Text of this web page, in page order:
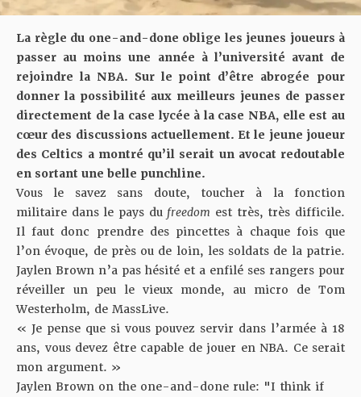
La règle du one-and-done oblige les jeunes joueurs à
passer au moins une année à l’université avant de
rejoindre la NBA. Sur le point d’être abrogée pour
donner la possibilité aux meilleurs jeunes de passer
directement de la case lycée à la case NBA, elle est au
cœur des discussions actuellement. Et le jeune joueur
des Celtics a montré qu’il serait un avocat redoutable
en sortant une belle punchline.
Vous le savez sans doute, toucher à la fonction
militaire dans le pays du freedom est très, très difficile.
Il faut donc prendre des pincettes à chaque fois que
l’on évoque, de près ou de loin, les soldats de la patrie.
Jaylen Brown n’a pas hésité et a enfilé ses rangers pour
réveiller un peu le vieux monde, au micro de Tom
Westerholm, de MassLive.
« Je pense que si vous pouvez servir dans l’armée à 18
ans, vous devez être capable de jouer en NBA. Ce serait
mon argument. »
Jaylen Brown on the one-and-done rule: "I think if